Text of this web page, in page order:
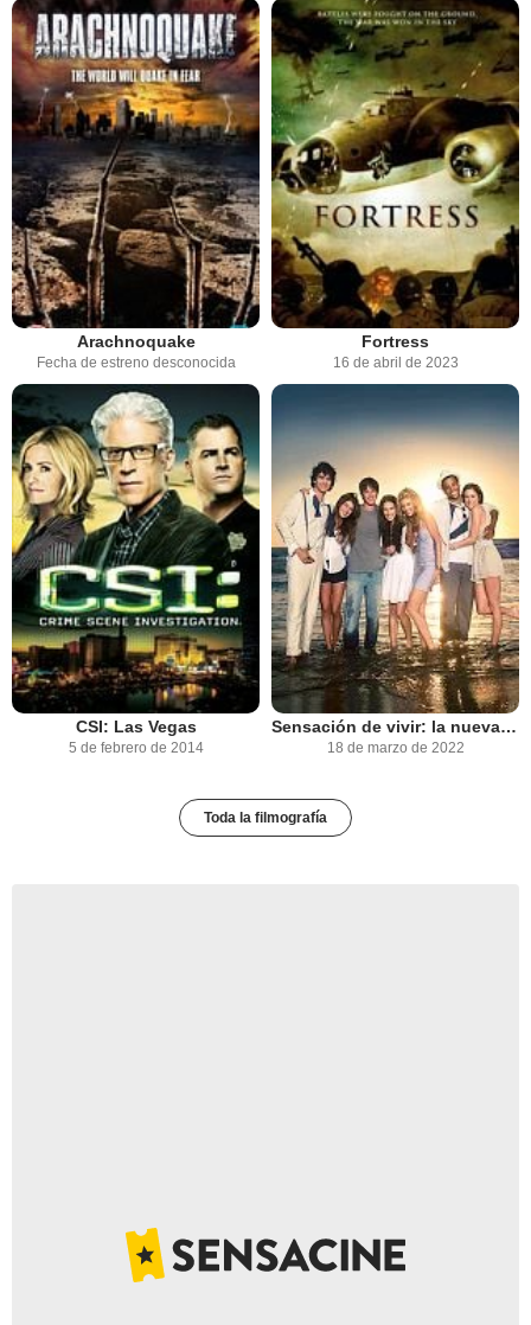
Arachnoquake
Fecha de estreno desconocida
Fortress
16 de abril de 2023
CSI: Las Vegas
5 de febrero de 2014
Sensación de vivir: la nueva generación
18 de marzo de 2022
Toda la filmografía